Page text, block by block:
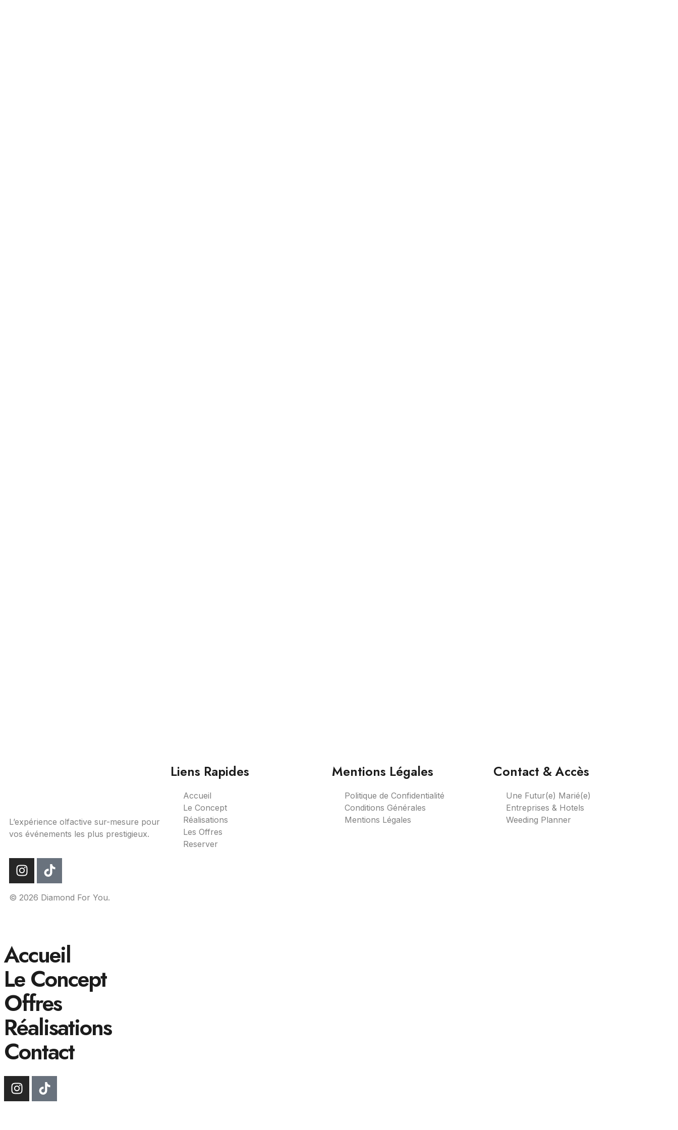
L’expérience olfactive sur-mesure pour
vos événements les plus prestigieux.
Liens Rapides
Accueil
Le Concept
Réalisations
Les Offres
Reserver
Mentions Légales
Politique de Confidentialité
Conditions Générales
Mentions Légales
Contact & Accès
Une Futur(e) Marié(e)
Entreprises & Hotels
Weeding Planner
© 2026 Diamond For You.
Accueil
Le Concept
Offres
Réalisations
Contact